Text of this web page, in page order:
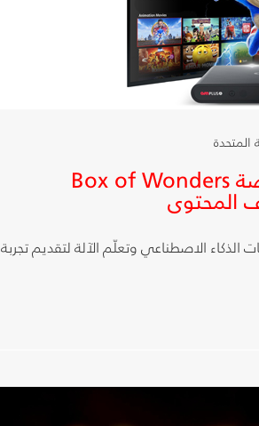
شبكة OSN تطلق منصة Box of Wonders
المحتوى
الذكاء الاصطناعي وتعلّم الآلة لتقديم تجربة